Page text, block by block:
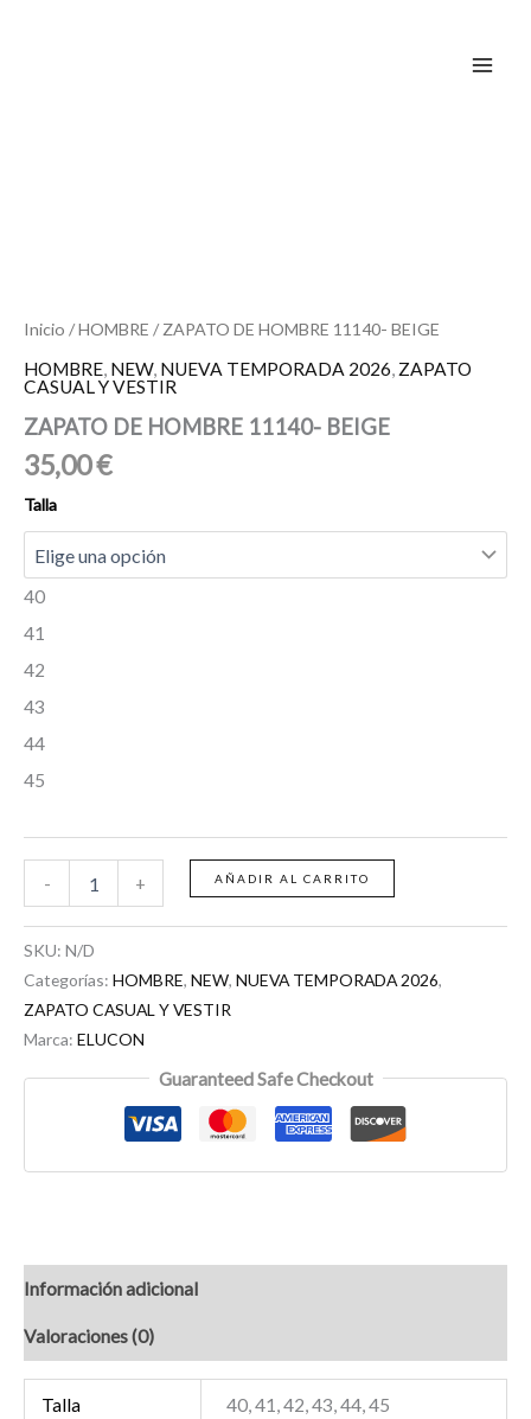
Inicio /HOMBRE / ZAPATO DE HOMBRE 11140- BEIGE
HOMBRE, NEW, NUEVA TEMPORADA 2026, ZAPATO
CASUAL Y VESTIR
ZAPATO DE HOMBRE 11140- BEIGE
35,00€
Talla
40
41
42
43
44
45
- + AÑADIR AL CARRITO
SKU: N/D
Categorías: HOMBRE, NEW, NUEVA TEMPORADA 2026,
ZAPATO CASUAL Y VESTIR
Marca: ELUCON
Guaranteed Safe Checkout
Información adicional
Valoraciones (0)
Talla 40, 41, 42, 43, 44, 45